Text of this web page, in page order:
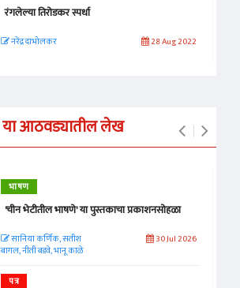
रंगलेल्या तिरोडकर स्पर्धा
नरेंद्र दाभोलकर 28 Aug 2022
या आठवड्यातील लेख
भाषण
'चीन भेटीतील भाषणे' या पुस्तकाचा प्रकाशनसोहळा
सानिया कर्णिक, सतीश
बागल, नीती बडवे, भानू काळे
30 Jul 2026
पत्र